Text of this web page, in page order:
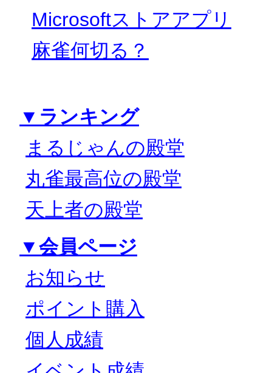
Microsoftストアアプリ
麻雀何切る？
▼ランキング
まるじゃんの殿堂
丸雀最高位の殿堂
天上者の殿堂
▼会員ページ
お知らせ
ポイント購入
個人成績